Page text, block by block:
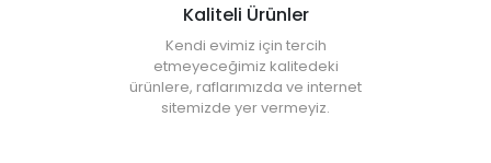
Kaliteli Ürünler
Kendi evimiz için tercih
etmeyeceğimiz kalitedeki
ürünlere, raflarımızda ve internet
sitemizde yer vermeyiz.